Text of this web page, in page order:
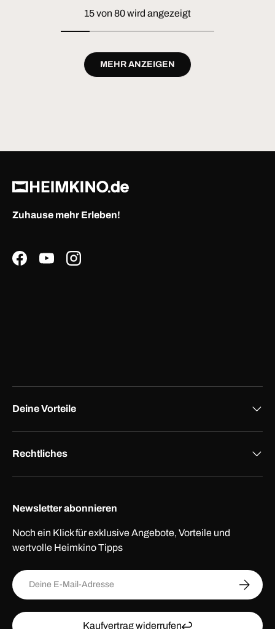
15 von 80 wird angezeigt
MEHR ANZEIGEN
Zuhause mehr Erleben!
FacebookYouTubeInstagram
Deine Vorteile
Rechtliches
Newsletter abonnieren
Noch ein Klick für exklusive Angebote, Vorteile und
wertvolle Heimkino Tipps
E-Mail
Kaufvertrag widerrufen